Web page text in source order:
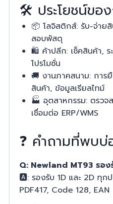
🛠️ ประโยชน์ของ
📦 โลจิสติกส์: รับ-จ่าย
สอบพัสดุ
🛍 ค้าปลีก: เช็คสินค้า,
โปรโมชั่น
🚚 งานภาคสนาม: การ
สินค้า, ข้อมูลเรียลไทม์
🏭 อุตสาหกรรม: ตรวจ
เชื่อมต่อ ERP/WMS
❓ คำถามที่พบบ่
Q: Newland MT93 รอง
🅰️: รองรับ 1D และ 2D ทุก
PDF417, Code 128, EAN